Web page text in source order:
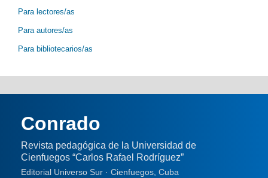
Para lectores/as
Para autores/as
Para bibliotecarios/as
Conrado
Revista pedagógica de la Universidad de
Cienfuegos “Carlos Rafael Rodríguez”
Editorial Universo Sur · Cienfuegos, Cuba